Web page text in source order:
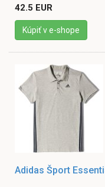
42.5 EUR
Kúpiť v e-shope
Adidas Šport